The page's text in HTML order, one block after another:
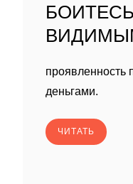
проявленность
деньгами.
ЧИТАТЬ